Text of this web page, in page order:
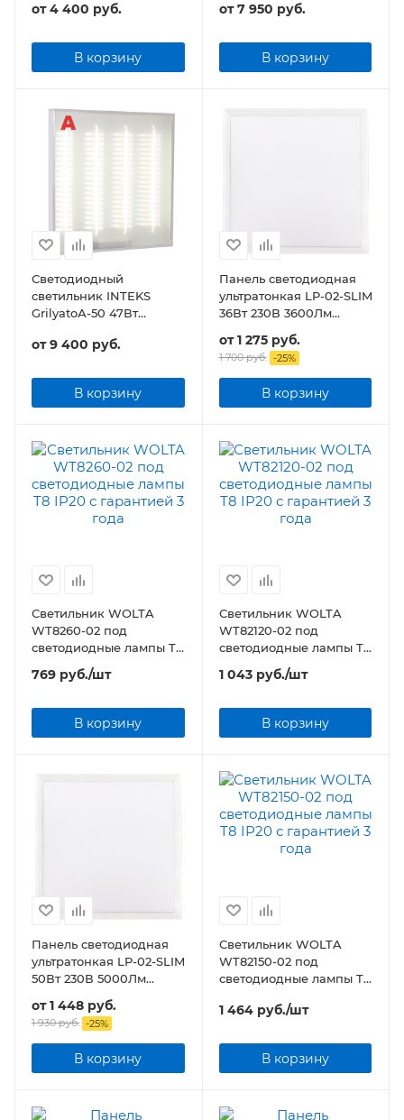
от4 400 руб.
В корзину
часа
от7 950 руб.
В корзину
Светодиодный
светильник INTEKS
GrilyatoА-50 47Вт
часа
от9 400 руб.
В корзину
Панель светодиодная
ультратонкая LP-02-SLIM
36Вт 230В 3600Лм
БЕЛАЯ IP40
от1 275 руб.
1 700 руб. -25%
В корзину
Светильник WOLTA
WT8260-02 под
светодиодные лампы T8
769 руб./шт
В корзину
Светильник WOLTA
WT82120-02 под
светодиодные лампы T8
1 043руб./шт
В корзину
Панель светодиодная
ультратонкая LP-02-SLIM
50Вт 230В 5000Лм
БЕЛАЯ
от1 448 руб.
1 930 руб. -25%
В корзину
Светильник WOLTA
WT82150-02 под
светодиодные лампы T8
1 464руб./шт
В корзину